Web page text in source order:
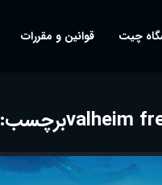
چیت قوانین و مقررات
برچسب: